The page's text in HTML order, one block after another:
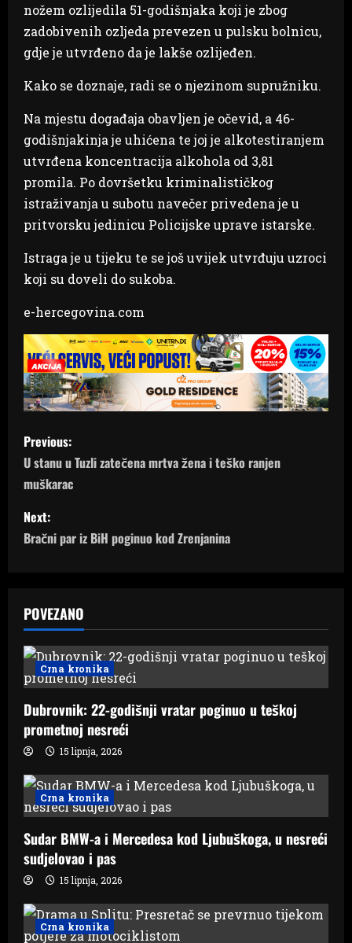
nožem ozlijedila 51-godišnjaka koji je zbog
zadobivenih ozljeda prevezen u pulsku bolnicu,
gdje je utvrđeno da je lakše ozlijeđen.
Kako se doznaje, radi se o njezinom supružniku.
Na mjestu događaja obavljen je očevid, a 46-
godišnjakinja je uhićena te joj je alkotestiranjem
utvrđena koncentracija alkohola od 3,81
promila. Po dovršetku kriminalističkog
istraživanja u subotu navečer privedena je u
pritvorsku jedinicu Policijske uprave istarske.
Istraga je u tijeku te se još uvijek utvrđuju uzroci
koji su doveli do sukoba.
e-hercegovina.com
P
o
s
t
a
v
i
g
a
t
i
o
n
Previous:
U stanu u Tuzli zatečena mrtva žena i teško ranjen
muškarac
Next:
Bračni par iz BiH poginuo kod Zrenjanina
POVEZANO
Crna kronika
Dubrovnik: 22-godišnji vratar poginuo u teškoj
prometnoj nesreći
15 lipnja, 2026
Crna kronika
Sudar BMW-a i Mercedesa kod Ljubuškoga, u nesreći
sudjelovao i pas
15 lipnja, 2026
Crna kronika